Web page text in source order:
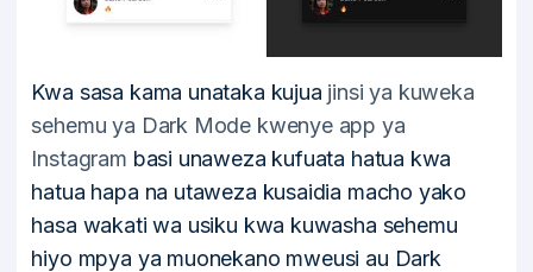
Kwa sasa kama unataka kujua jinsi ya kuweka
sehemu ya Dark Mode kwenye app ya
Instagram basi unaweza kufuata hatua kwa
hatua hapa na utaweza kusaidia macho yako
hasa wakati wa usiku kwa kuwasha sehemu
hiyo mpya ya muonekano mweusi au Dark